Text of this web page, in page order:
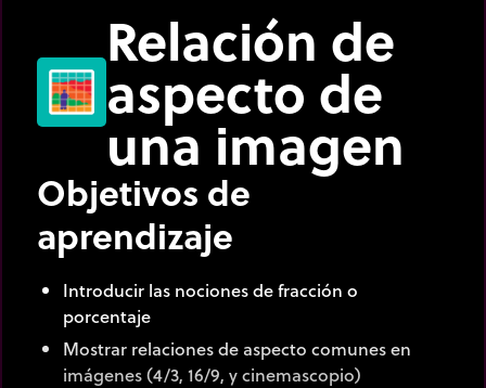
Relación de
aspecto de
una imagen
Objetivos de
aprendizaje
Introducir las nociones de fracción o
porcentaje
Mostrar relaciones de aspecto comunes en
imágenes (4/3, 16/9, y cinemascopio)